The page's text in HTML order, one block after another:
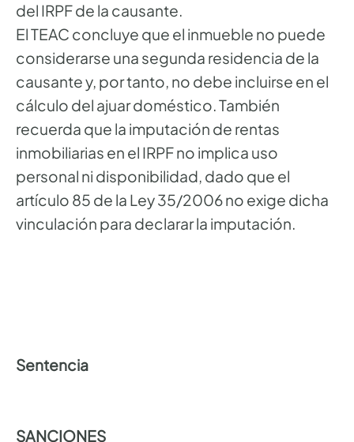
del IRPF de la causante.
El TEAC concluye que el inmueble no puede
considerarse una segunda residencia de la
causante y, por tanto, no debe incluirse en el
cálculo del ajuar doméstico. También
recuerda que la imputación de rentas
inmobiliarias en el IRPF no implica uso
personal ni disponibilidad, dado que el
artículo 85 de la Ley 35/2006 no exige dicha
vinculación para declarar la imputación.
Sentencia
SANCIONES